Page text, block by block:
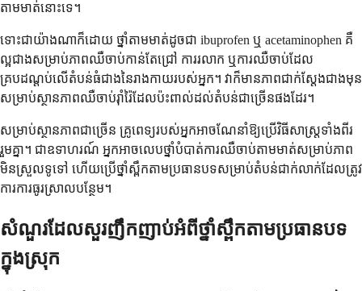
តាមមាត់នោះទេ។
ទោះជាយ៉ាងណាក៏ដោយ ថ្នាំតាមមាត់ដូចជា ibuprofen ឬ acetaminophen គឺ
ល្អជាងសម្រាប់ភាពឈឺចាប់កាន់តែជ្រៅ ការរលាក ឬការឈឺចាប់ដែល
គ្របដណ្តប់លើតំបន់ធំជាងនៃរាងកាយរបស់អ្នក។ វាក៏មានភាពជាក់ស្តែងជាងមុន
សម្រាប់ស្ថានភាពឈឺចាប់រ៉ាំរ៉ៃដែលប៉ះពាល់ដល់តំបន់ជាច្រើនផងដែរ។
សម្រាប់ស្ថានភាពជាច្រើន គ្រូពេទ្យរបស់អ្នកអាចណែនាំឱ្យប្រើវិធីសាស្រ្តទាំងពីរ
រួមគ្នា។ ជាឧទាហរណ៍ អ្នកអាចលេបថ្នាំបំបាត់ការឈឺចាប់តាមមាត់សម្រាប់ភាព
មិនស្រួលទូទៅ ហើយប្រើថ្នាំស្ពឹកតាមប្រធានបទសម្រាប់តំបន់ជាក់លាក់ដែលត្រូវ
ការការធូរស្រាលបន្ថែម។
សំណួរដែលសួរញឹកញាប់អំពីថ្នាំស្ពឹកតាមប្រធានបទ
ក្នុងស្រុក